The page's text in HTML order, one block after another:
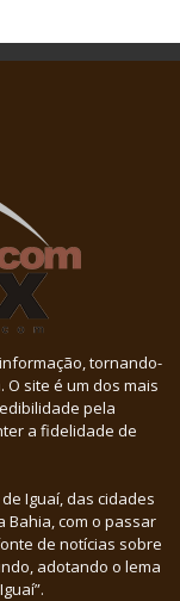
tornando-
site é um dos mais
pela
a fidelidade de
Iguaí, das cidades
Bahia, com o passar
de notícias sobre
adotando o lema